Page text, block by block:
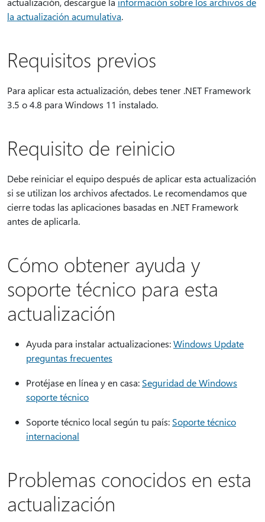
la actualización acumulativa.
Requisitos previos
Para aplicar esta actualización, debes tener .NET Framework
3.5 o 4.8 para Windows 11 instalado.
Requisito de reinicio
Debe reiniciar el equipo después de aplicar esta actualización
si se utilizan los archivos afectados. Le recomendamos que
cierre todas las aplicaciones basadas en .NET Framework
antes de aplicarla.
Cómo obtener ayuda y
soporte técnico para esta
actualización
Ayuda para instalar actualizaciones:Windows Update
preguntas frecuentes
Protéjase en línea y en casa: Seguridad de Windows
soporte técnico
Soporte técnico local según tu país: Soporte técnico
internacional
Problemas conocidos en esta
actualización